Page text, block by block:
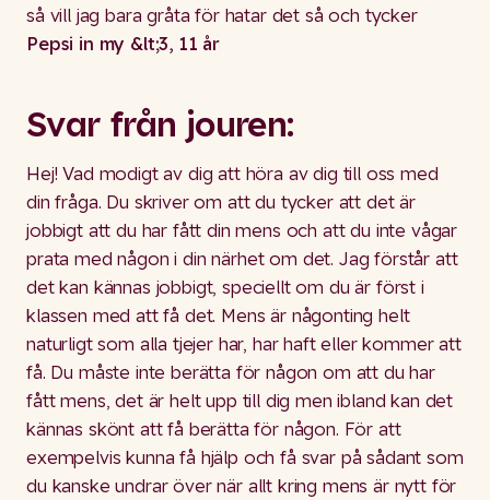
så vill jag bara gråta för hatar det så och tycker
Pepsi in my &lt;3, 11 år
Svar från jouren:
Hej! Vad modigt av dig att höra av dig till oss med
din fråga. Du skriver om att du tycker att det är
jobbigt att du har fått din mens och att du inte vågar
prata med någon i din närhet om det. Jag förstår att
det kan kännas jobbigt, speciellt om du är först i
klassen med att få det. Mens är någonting helt
naturligt som alla tjejer har, har haft eller kommer att
få. Du måste inte berätta för någon om att du har
fått mens, det är helt upp till dig men ibland kan det
kännas skönt att få berätta för någon. För att
exempelvis kunna få hjälp och få svar på sådant som
du kanske undrar över när allt kring mens är nytt för